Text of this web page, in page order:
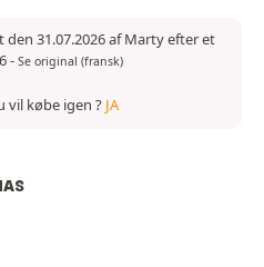
31.07.2026 af Marty efter et
- Se original (fransk)
vil købe igen ? JA